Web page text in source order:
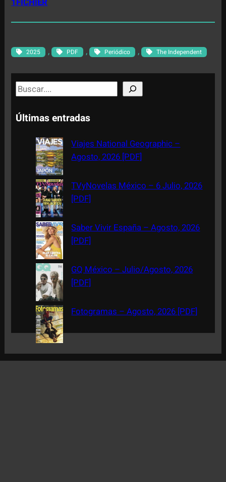
2025 , PDF , Periódico , The Independent
S
e
a
Últimas entradas
Viajes National Geographic –
Agosto, 2026 [PDF]
TVyNovelas México – 6 Julio, 2026
[PDF]
Saber Vivir España – Agosto, 2026
[PDF]
GQ México – Julio/Agosto, 2026
[PDF]
Fotogramas – Agosto, 2026 [PDF]